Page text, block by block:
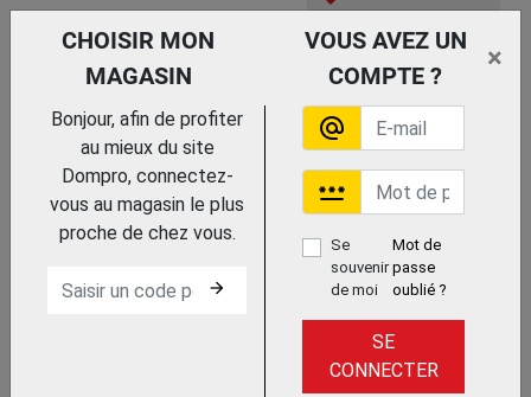
adhérent
CHARIOT BRIX LIGHT
ICA
Trouvez le chez votre
CHARIOT DE LAVAGE
CHOISIR MON
MAGASIN
VOUS AVEZ UN
COMPTE ?
×
Bonjour, afin de profiter
au mieux du site
Dompro, connectez-
vous au magasin le plus
proche de chez vous.
arrow_forward
alternate_email
password
Se
souvenir
de moi
Mot de
passe
oublié ?
SE
CONNECTER